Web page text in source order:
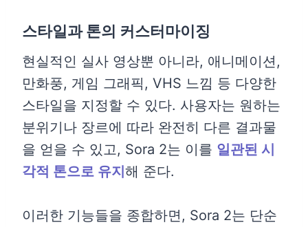
스타일과 톤의 커스터마이징
현실적인 실사 영상뿐 아니라, 애니메이션,
만화풍, 게임 그래픽, VHS 느낌 등 다양한
스타일을 지정할 수 있다. 사용자는 원하는
분위기나 장르에 따라 완전히 다른 결과물
을 얻을 수 있고, Sora 2는 이를 일관된 시
각적 톤으로 유지해 준다.
이러한 기능들을 종합하면, Sora 2는 단순